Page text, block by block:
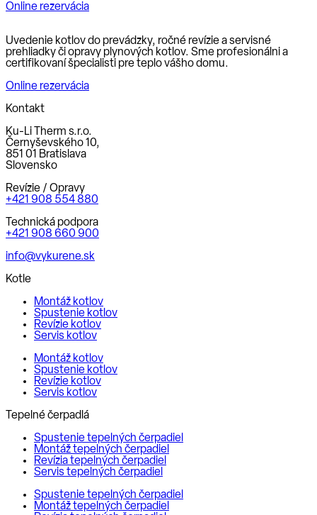
Online rezervácia
Uvedenie kotlov do prevádzky, ročné revízie a servisné
prehliadky či opravy plynových kotlov. Sme profesionálni a
certifikovaní špecialisti pre teplo vášho domu.
Online rezervácia
Kontakt
Ku-Li Therm s.r.o.
Černyševského 10,
851 01 Bratislava
Slovensko
Revízie / Opravy
+421 908 554 880
Technická podpora
+421 908 660 900
info@vykurene.sk
Kotle
Montáž kotlov
Spustenie kotlov
Revízie kotlov
Servis kotlov
Montáž kotlov
Spustenie kotlov
Revízie kotlov
Servis kotlov
Tepelné čerpadlá
Spustenie tepelných čerpadiel
Montáž tepelných čerpadiel
Revízia tepelných čerpadiel
Servis tepelných čerpadiel
Spustenie tepelných čerpadiel
Montáž tepelných čerpadiel